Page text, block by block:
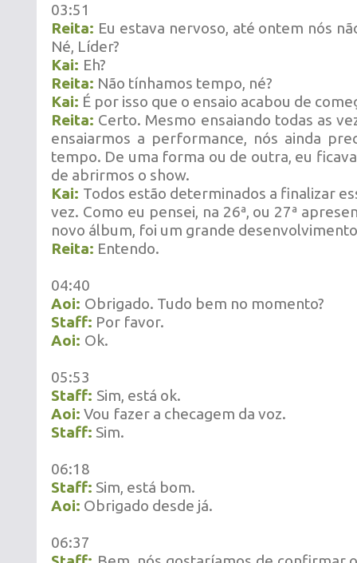
03:51
Reita: Eu estava nervoso, até ontem nós
Né, Líder?
Kai: Eh?
Reita: Não tínhamos tempo, né?
Kai: É por isso que o ensaio acabou de
Reita: Certo. Mesmo ensaiando todas as
ensaiarmos a performance, nós ainda
tempo. De uma forma ou de outra, eu
de abrirmos o show.
Kai: Todos estão determinados a finalizar
vez. Como eu pensei, na 26ª, ou 27ª
novo álbum, foi um grande
Reita: Entendo.
04:40
Aoi: Obrigado. Tudo bem no momento?
Staff: Por favor.
Aoi: Ok.
05:53
Staff: Sim, está ok.
Aoi: Vou fazer a checagem da voz.
Staff: Sim.
06:18
Staff: Sim, está bom.
Aoi: Obrigado desde já.
06:37